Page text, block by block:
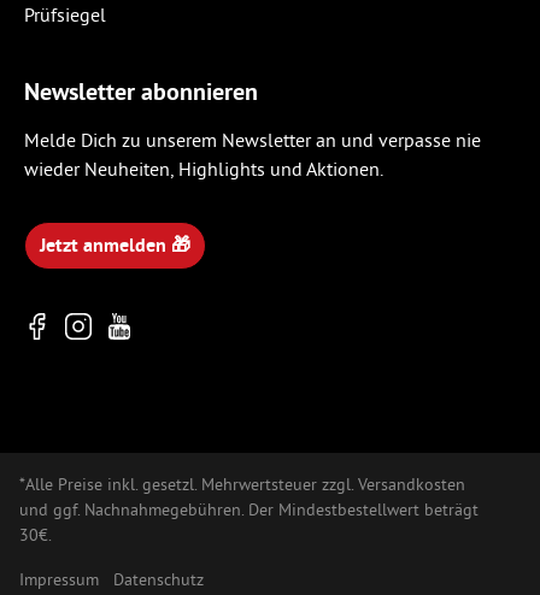
Newsletter abonnieren
Melde Dich zu unserem Newsletter an und verpasse nie
wieder Neuheiten, Highlights und Aktionen.
Jetzt anmelden 🎁
*Alle Preise inkl. gesetzl. Mehrwertsteuer zzgl. Versandkosten
und ggf. Nachnahmegebühren. Der Mindestbestellwert beträgt
30€.
Impressum Datenschutz